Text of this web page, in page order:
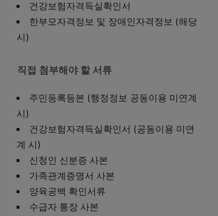
건강보험자격득실확인서
한부모자격정보 및 장애인자격정보 (해당
시)
직접 첨부해야 할 서류
주민등록등본 (행정정보 공동이용 미연계
시)
건강보험자격득실확인서 (공동이용 미연
계 시)
신청인 신분증 사본
가족관계증명서 사본
양육공백 확인서류
수급자 통장 사본